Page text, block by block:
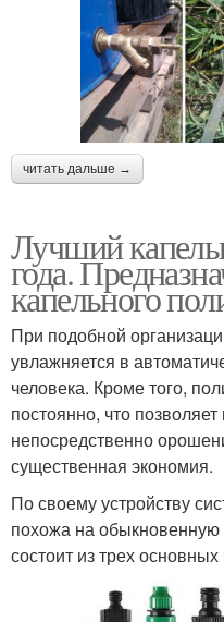
читать дальше →
Лучший
года.
капельного
При подобной
увлажняется в
человека. Кроме того,
постоянно, что
непосредственно
существенная экономия.
По своему устройству
похожа на
состоит из трех основных